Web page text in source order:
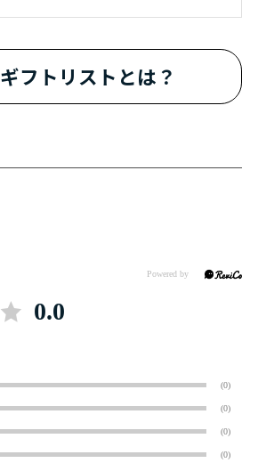
ギフトリストとは？
0.0
(0)
(0)
(0)
(0)